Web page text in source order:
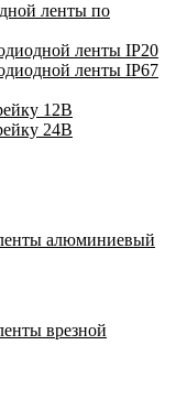
ленты по
ленты IP20
ленты IP67
12В
24В
алюминиевый
врезной